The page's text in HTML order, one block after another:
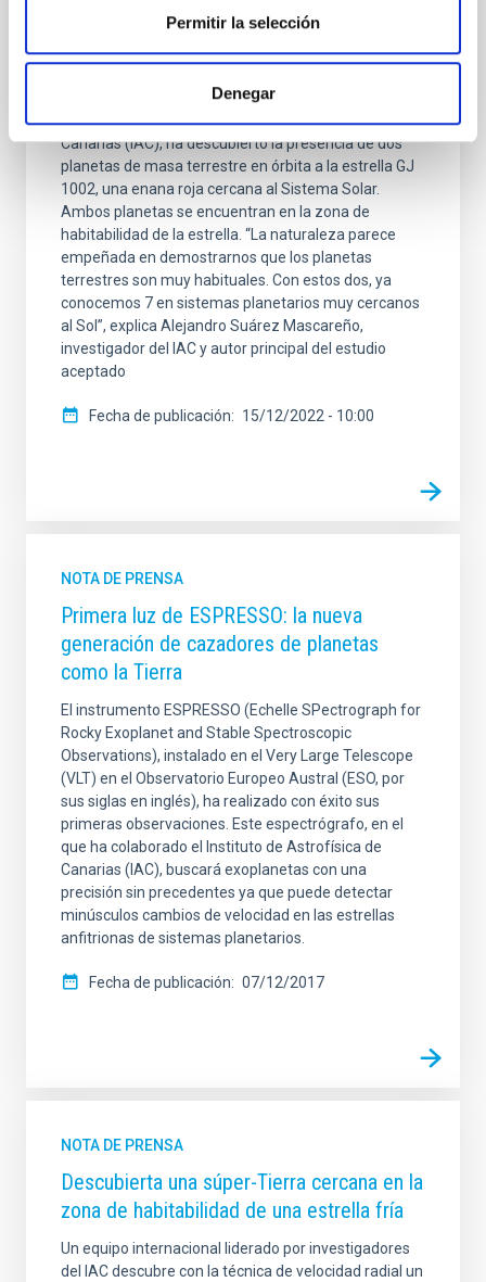
Permitir la selección
Denegar
exotierras potencialmente habitables en
una estrella cercana al Sol
Un equipo científico internacional, liderado por
personal investigador del Instituto de Astrofísica de
Canarias (IAC), ha descubierto la presencia de dos
planetas de masa terrestre en órbita a la estrella GJ
1002, una enana roja cercana al Sistema Solar.
Ambos planetas se encuentran en la zona de
habitabilidad de la estrella. “La naturaleza parece
empeñada en demostrarnos que los planetas
terrestres son muy habituales. Con estos dos, ya
conocemos 7 en sistemas planetarios muy cercanos
al Sol”, explica Alejandro Suárez Mascareño,
investigador del IAC y autor principal del estudio
aceptado
Fecha de publicación 15/12/2022 - 10:00
NOTA DE PRENSA
Primera luz de ESPRESSO: la nueva
generación de cazadores de planetas
como la Tierra
El instrumento ESPRESSO (Echelle SPectrograph for
Rocky Exoplanet and Stable Spectroscopic
Observations), instalado en el Very Large Telescope
(VLT) en el Observatorio Europeo Austral (ESO, por
sus siglas en inglés), ha realizado con éxito sus
primeras observaciones. Este espectrógrafo, en el
que ha colaborado el Instituto de Astrofísica de
Canarias (IAC), buscará exoplanetas con una
precisión sin precedentes ya que puede detectar
minúsculos cambios de velocidad en las estrellas
anfitrionas de sistemas planetarios.
Fecha de publicación 07/12/2017
NOTA DE PRENSA
Descubierta una súper-Tierra cercana en la
zona de habitabilidad de una estrella fría
Un equipo internacional liderado por investigadores
del IAC descubre con la técnica de velocidad radial un